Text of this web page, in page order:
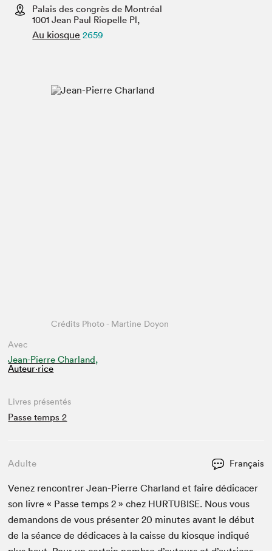
Espace médias
Palais des congrès de Montréal
1001 Jean Paul Riopelle Pl,
Au kiosque 2659
Avec
Jean-Pierre Charland,
Auteur·rice
Crédits Photo - Martine Doyon
Livres présentés
Passe temps 2
Adulte Français
Venez ren­con­tr­er Jean-Pierre Char­land et faire dédi­cac­er
son livre « Passe temps2 » chez HUR­TUBISE. Nous vous
deman­dons de vous présen­ter20 min­utes avant le début
de la séance de dédi­caces à la caisse du kiosque indiqué